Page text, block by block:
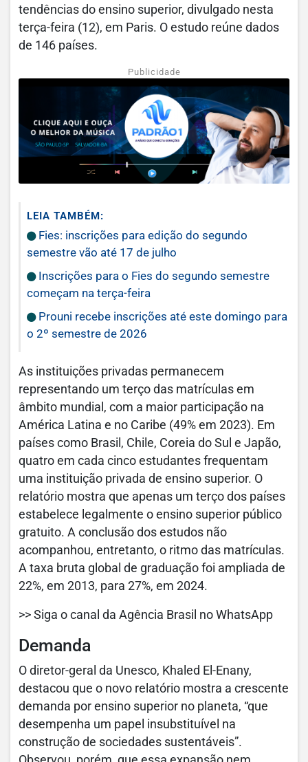
tendências do ensino superior, divulgado nesta
terça-feira (12), em Paris. O estudo reúne dados
de 146 países.
Publicidade
LEIA TAMBÉM:
Fies: inscrições para edição do segundo
semestre vão até 17 de julho
Inscrições para o Fies do segundo semestre
começam na terça-feira
Prouni recebe inscrições até este domingo para
o 2º semestre de 2026
As instituições privadas permanecem
representando um terço das matrículas em
âmbito mundial, com a maior participação na
América Latina e no Caribe (49% em 2023). Em
países como Brasil, Chile, Coreia do Sul e Japão,
quatro em cada cinco estudantes frequentam
uma instituição privada de ensino superior. O
relatório mostra que apenas um terço dos países
estabelece legalmente o ensino superior público
gratuito. A conclusão dos estudos não
acompanhou, entretanto, o ritmo das matrículas.
A taxa bruta global de graduação foi ampliada de
22%, em 2013, para 27%, em 2024.
>> Siga o canal da Agência Brasil no WhatsApp
Demanda
O diretor-geral da Unesco, Khaled El-Enany,
destacou que o novo relatório mostra a crescente
demanda por ensino superior no planeta, “que
desempenha um papel insubstituível na
construção de sociedades sustentáveis”.